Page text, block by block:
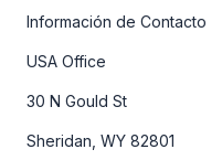
Información de Contacto
USA Office
30 N Gould St
Sheridan, WY 82801